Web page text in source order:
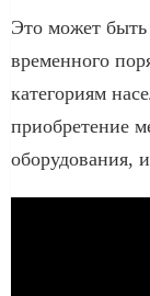
Это может быть
временного
категориям
приобретение
оборудования,